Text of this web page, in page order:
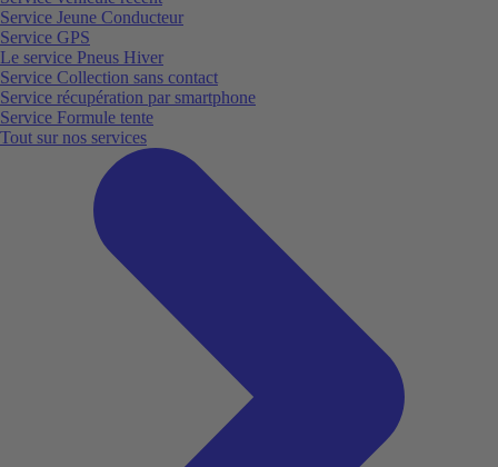
Service Jeune Conducteur
Service GPS
Le service Pneus Hiver
Service Collection sans contact
Service récupération par smartphone
Service Formule tente
Tout sur nos services